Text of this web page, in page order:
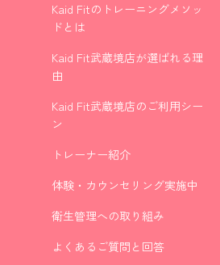
Kaid Fitのトレーニングメソッ
ドとは
Kaid Fit武蔵境店が選ばれる理
由
Kaid Fit武蔵境店のご利用シー
ン
トレーナー紹介
体験・カウンセリング実施中
衛生管理への取り組み
よくあるご質問と回答